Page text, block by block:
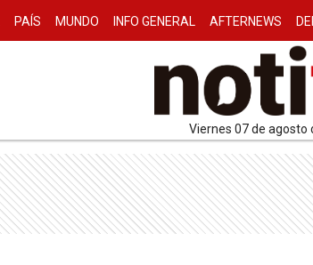
PAÍS MUNDO INFO GENERAL AFTERNEWS
viernes 07 de agosto